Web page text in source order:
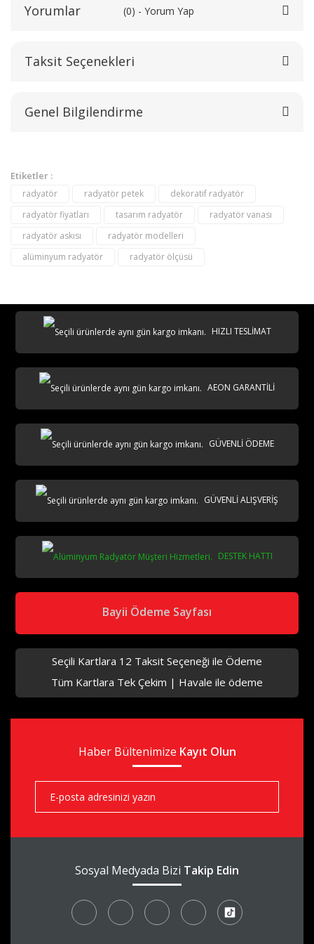
Yorumlar (0) - Yorum Yap
Bu ürüne ilk yorumu siz yapın!
Yorum Yaz
Taksit Seçenekleri
Genel Bilgilendirme
aks
aks
Etiketler :
radyatör radyatör petek
dekoratif radyatör
radyatör fiyatları
tasarım radyatör
radyatör vanası
radyatör askısı
radyatör modelleri
alüminyum radyatör
radyatör ölçüsü
HIZLI TESLİMAT
AEON GARANTİLİ
GÜVENLİ ÖDEME
GÜVENLİ ALIŞVERİŞ
DESTEK HATTI
Bayii Ödeme Sayfası
Seçili Kartlara 12 Taksit Seçeneği ile Ödeme
Tüm Kartlara Tek Çekim | Havale ile ödeme
Haber Bültenimize Kayıt Olun
Sosyal Medyada Bizi Takip Edin